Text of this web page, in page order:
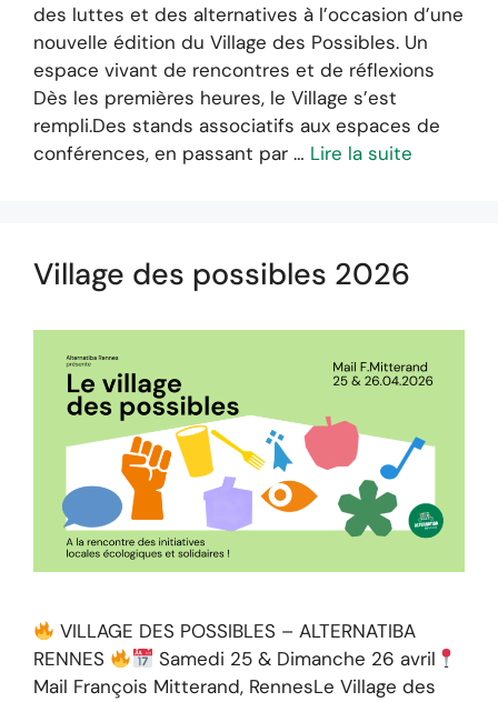
des luttes et des alternatives à l’occasion d’une
nouvelle édition du Village des Possibles. Un
espace vivant de rencontres et de réflexions
Dès les premières heures, le Village s’est
rempli.Des stands associatifs aux espaces de
conférences, en passant par … Lire la suite
Village des possibles 2026
VILLAGE DES POSSIBLES – ALTERNATIBA
RENNES
Samedi 25 & Dimanche 26 avril
Mail François Mitterand, RennesLe Village des